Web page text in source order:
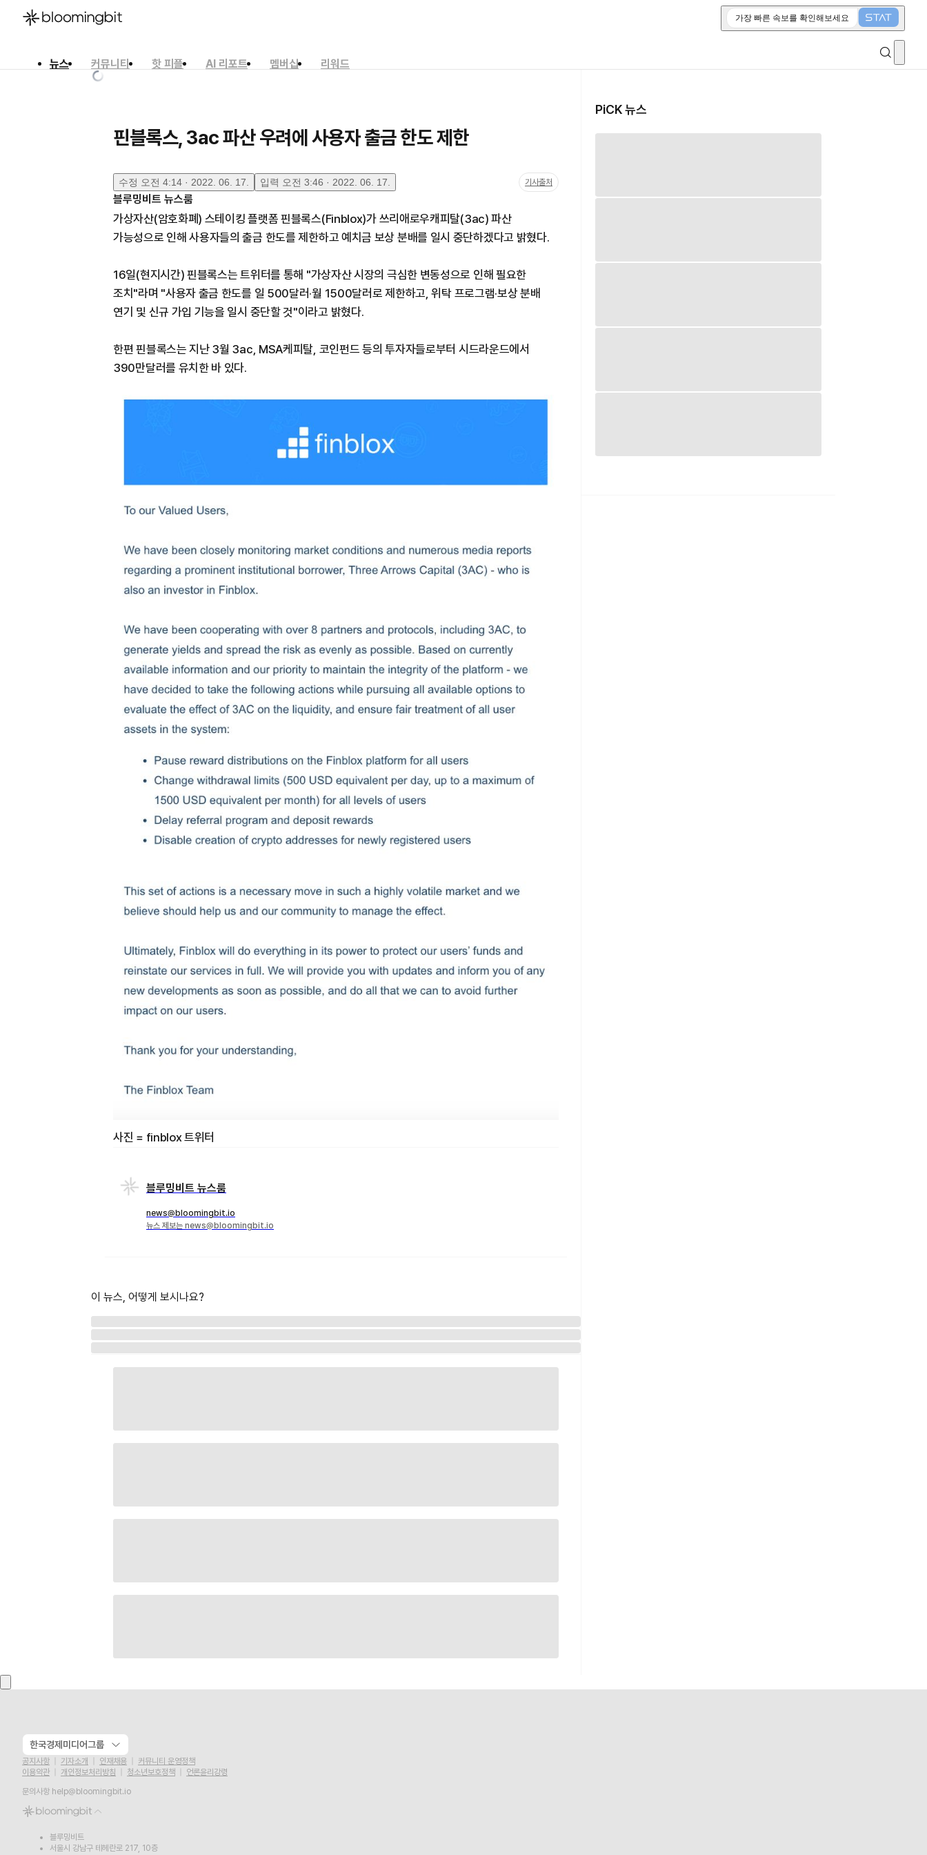
가장 빠른 속보를 확인해보세요
뉴스 커뮤니티 핫 피플 AI 리포트 멤버십
리워드
핀블록스, 3ac 파산 우려에 사용자 출금 한도 제한
수정 오전 4:14 · 2022. 06. 17. 입력 오전 3:46 · 2022. 06. 17. 기사출처
블루밍비트 뉴스룸
가상자산(암호화폐) 스테이킹 플랫폼 핀블록스(Finblox)가 쓰리애로우캐피탈(3ac) 파산
가능성으로 인해 사용자들의 출금 한도를 제한하고 예치금 보상 분배를 일시 중단하겠다고 밝혔다.
16일(현지시간) 핀블록스는 트위터를 통해 "가상자산 시장의 극심한 변동성으로 인해 필요한
조치"라며 "사용자 출금 한도를 일 500달러·월 1500달러로 제한하고, 위탁 프로그램·보상 분배
연기 및 신규 가입 기능을 일시 중단할 것"이라고 밝혔다.
한편 핀블록스는 지난 3월 3ac, MSA케피탈, 코인펀드 등의 투자자들로부터 시드라운드에서
390만달러를 유치한 바 있다.
사진 = finblox 트위터
블루밍비트 뉴스룸
news@bloomingbit.io
뉴스 제보는 news@bloomingbit.io
이 뉴스, 어떻게 보시나요?
PiCK 뉴스
한국경제미디어그룹
공지사항 기자소개 인재채용
커뮤니티 운영정책
이용약관
개인정보처리방침 청소년보호정책
언론윤리강령
문의사항 help@bloomingbit.io
블루밍비트
서울시 강남구 테헤란로 217, 10층